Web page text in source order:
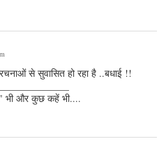
से सुवासित हो रहा है ..बधाई !!
और कुछ कहें भी....